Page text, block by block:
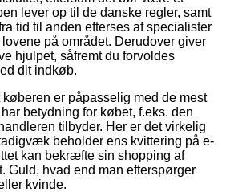
lever op til de danske regler, samt
tid til anden efterses af specialister
på området. Derudover giver
hjulpet, såfremt du forvoldes
dit indkøb.
er påpasselig med de mest
betydning for købet, f.eks. den
tilbyder. Her er det virkelig
beholder ens kvittering på e-
kan bekræfte sin shopping af
Guld, hvad end man efterspørger
kvinde.